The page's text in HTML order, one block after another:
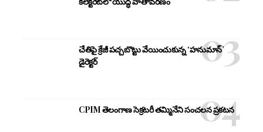
చేతిపై క్రేజీ పచ్చబొట్టు వేయించుకున్న ‘హనుమాన్’
డైరెక్టర్
CPIM తెలంగాణ సెక్రటరీ తమ్మినేని సంచలన ప్రకటన